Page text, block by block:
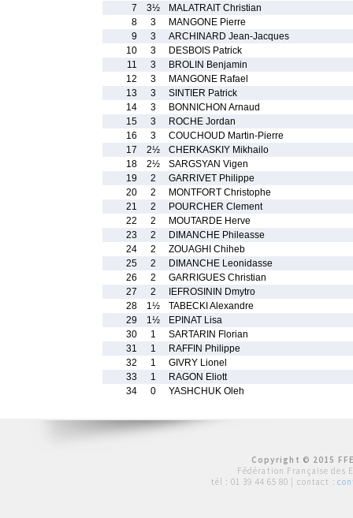
7
3½
MALATRAIT Christian
8
3
MANGONE Pierre
9
3
ARCHINARD Jean-Jacques
10
3
DESBOIS Patrick
11
3
BROLIN Benjamin
12
3
MANGONE Rafael
13
3
SINTIER Patrick
14
3
BONNICHON Arnaud
15
3
ROCHE Jordan
16
3
COUCHOUD Martin-Pierre
17
2½
CHERKASKIY Mikhailo
18
2½
SARGSYAN Vigen
19
2
GARRIVET Philippe
20
2
MONTFORT Christophe
21
2
POURCHER Clement
22
2
MOUTARDE Herve
23
2
DIMANCHE Phileasse
24
2
ZOUAGHI Chiheb
25
2
DIMANCHE Leonidasse
26
2
GARRIGUES Christian
27
2
IEFROSININ Dmytro
28
1½
TABECKI Alexandre
29
1½
EPINAT Lisa
30
1
SARTARIN Florian
31
1
RAFFIN Philippe
32
1
GIVRY Lionel
33
1
RAGON Eliott
34
0 YASHCHUK Oleh
Copyright © 2015
Fédération Française des
tél : 01 39 44 65 80 | contact :